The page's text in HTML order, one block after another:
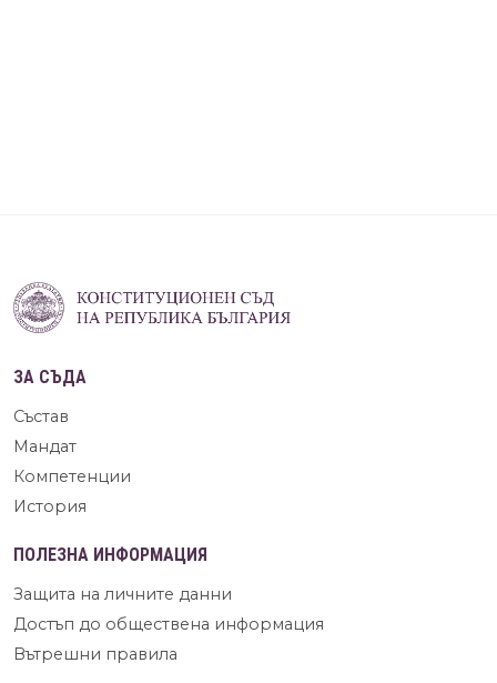
ЗА СЪДА
Състав
Мандат
Компетенции
История
ПОЛЕЗНА ИНФОРМАЦИЯ
Защита на личните данни
Достъп до обществена информация
Вътрешни правила